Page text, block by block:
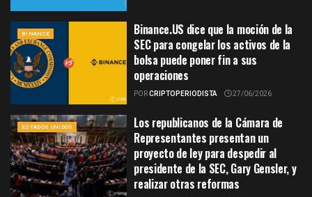
BINANCE
Binance.US dice que la moción de la
SEC para congelar los activos de la
bolsa puede poner fin a sus
operaciones
PORCRIPTOPERIODISTA 27/06/2026
ESTADOS UNIDOS
Los republicanos de la Cámara de
Representantes presentan un
proyecto de ley para despedir al
presidente de la SEC, Gary Gensler, y
realizar otras reformas